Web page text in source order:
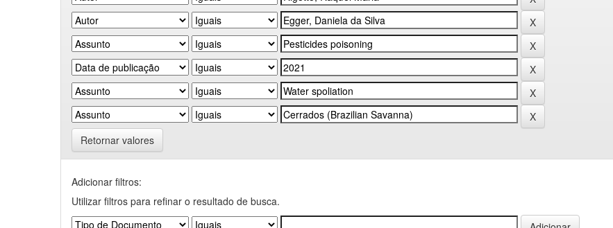
Retornar valores
Adicionar filtros:
Utilizar filtros para refinar o resultado de busca.